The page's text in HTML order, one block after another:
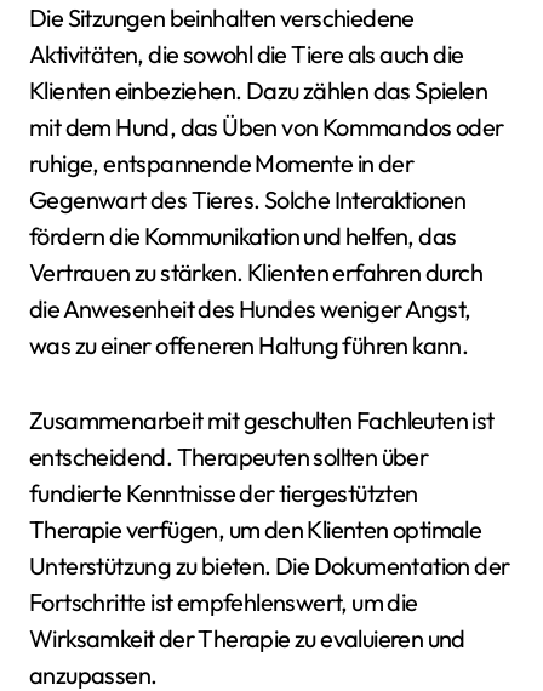
Die Sitzungen beinhalten verschiedene
Aktivitäten, die sowohl die Tiere als auch die
Klienten einbeziehen. Dazu zählen das Spielen
mit dem Hund, das Üben von Kommandos oder
ruhige, entspannende Momente in der
Gegenwart des Tieres. Solche Interaktionen
fördern die Kommunikation und helfen, das
Vertrauen zu stärken. Klienten erfahren durch
die Anwesenheit des Hundes weniger Angst,
was zu einer offeneren Haltung führen kann.
Zusammenarbeit mit geschulten Fachleuten ist
entscheidend. Therapeuten sollten über
fundierte Kenntnisse der tiergestützten
Therapie verfügen, um den Klienten optimale
Unterstützung zu bieten. Die Dokumentation der
Fortschritte ist empfehlenswert, um die
Wirksamkeit der Therapie zu evaluieren und
anzupassen.